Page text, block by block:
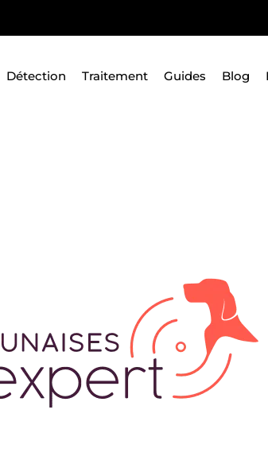
Détection Traitement Guides Blog